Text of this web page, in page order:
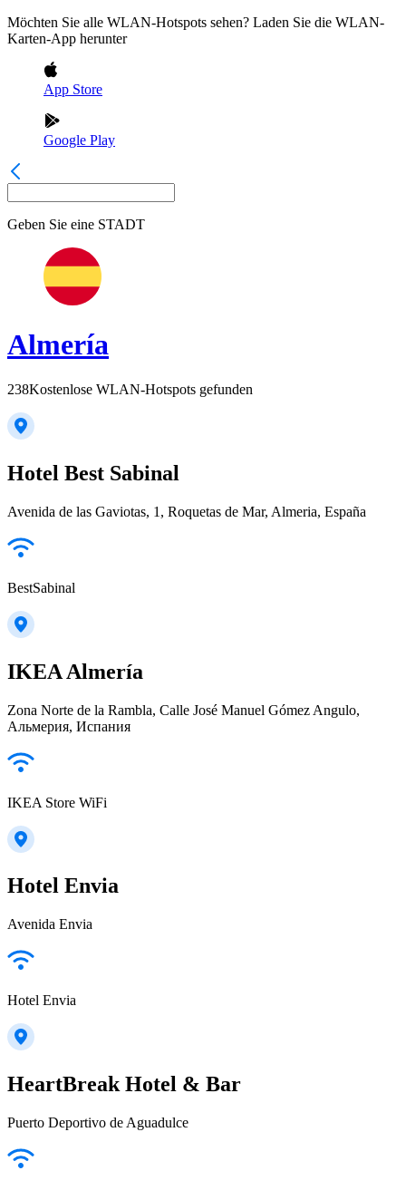
Möchten Sie alle WLAN-Hotspots sehen? Laden Sie die WLAN-
Karten-App herunter
App Store
Google Play
Geben Sie eine STADT
Almería
238Kostenlose WLAN-Hotspots gefunden
Hotel Best Sabinal
Avenida de las Gaviotas, 1, Roquetas de Mar, Almeria, España
BestSabinal
IKEA Almería
Zona Norte de la Rambla, Calle José Manuel Gómez Angulo,
Альмерия, Испания
IKEA Store WiFi
Hotel Envia
Avenida Envia
Hotel Envia
HeartBreak Hotel & Bar
Puerto Deportivo de Aguadulce